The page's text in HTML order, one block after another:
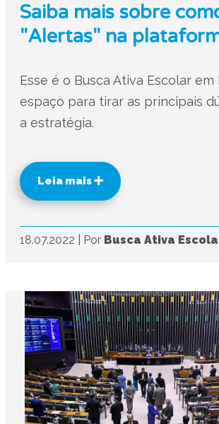
Saiba mais sobre
"Alertas" na
Esse é o Busca Ativa Escolar em
espaço para tirar as principais
a estratégia.
Leia mais
18.07.2022 Por Busca Ativa